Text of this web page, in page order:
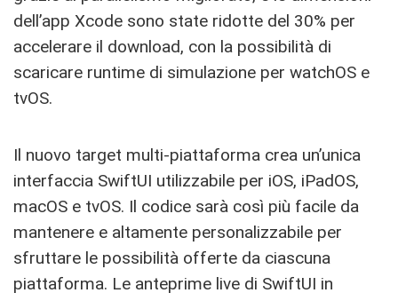
dell’app Xcode sono state ridotte del 30% per
accelerare il download, con la possibilità di
scaricare runtime di simulazione per watchOS e
tvOS.
Il nuovo target multi-piattaforma crea un’unica
interfaccia SwiftUI utilizzabile per iOS, iPadOS,
macOS e tvOS. Il codice sarà così più facile da
mantenere e altamente personalizzabile per
sfruttare le possibilità offerte da ciascuna
piattaforma. Le anteprime live di SwiftUI in